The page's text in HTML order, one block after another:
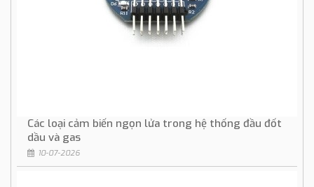
Các loại cảm biến ngọn lửa trong hệ thống đầu đốt
dầu và gas
10-07-2026